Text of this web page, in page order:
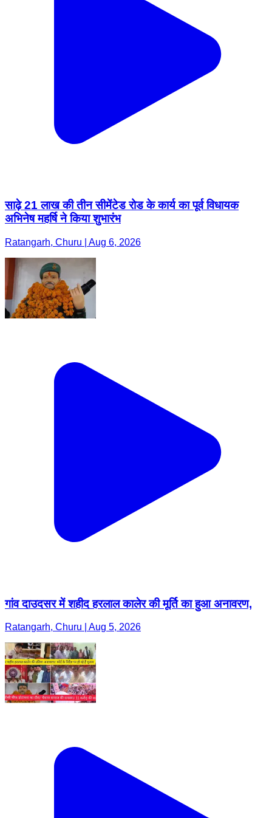
साढ़े 21 लाख की तीन सीमेंटेड रोड के कार्य का पूर्व विधायक
अभिनेष महर्षि ने किया शुभारंभ
Ratangarh, Churu | Aug 6, 2026
गांव दाउदसर में शहीद हरलाल कालेर की मूर्ति का हुआ अनावरण,
Ratangarh, Churu | Aug 5, 2026